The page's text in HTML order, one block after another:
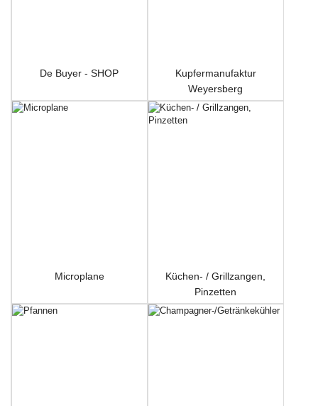
De Buyer - SHOP
Kupfermanufaktur
Weyersberg
Microplane
Küchen- / Grillzangen,
Pinzetten